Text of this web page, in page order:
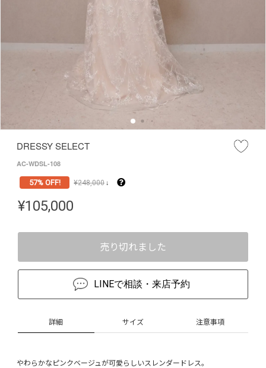
DRESSY SELECT
AC-WDSL-108
¥248,000↓
57% OFF!
¥105,000
売り切れました
LINEで相談・来店予約
詳細 サイズ 注意事項
やわらかなピンクベージュが可愛らしいスレンダードレス。